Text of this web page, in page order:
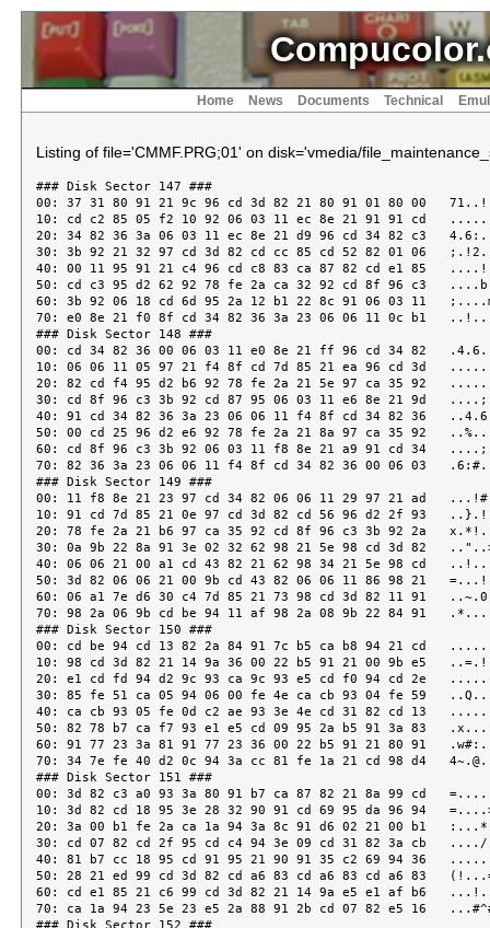
Home News Documents Technical
Listing of file='CMMF.PRG;01' on disk='vmedia/
### Disk Sector 147 ###
00: 37 31 80 91 21 9c 96 cd 3d 82 21 80 91 01 80 00   71..!...=.!.....
10: cd c2 85 05 f2 10 92 06 03 11 ec 8e 21 91 91 cd   ............!...
20: 34 82 36 3a 06 03 11 ec 8e 21 d9 96 cd 34 82 c3   4.6:.....!...4..
30: 3b 92 21 32 97 cd 3d 82 cd cc 85 cd 52 82 01 06   ;.!2..=.....R...
40: 00 11 95 91 21 c4 96 cd c8 83 ca 87 82 cd e1 85   ....!...........
50: cd c3 95 d2 62 92 78 fe 2a ca 32 92 cd 8f 96 c3   ....b.x.*.2.....
60: 3b 92 06 18 cd 6d 95 2a 12 b1 22 8c 91 06 03 11   ;....m.*..".....
70: e0 8e 21 f0 8f cd 34 82 36 3a 23 06 06 11 0c b1   ..!...4.6:#.....
### Disk Sector 148 ###
00: cd 34 82 36 00 06 03 11 e0 8e 21 ff 96 cd 34 82   .4.6......!...4.
10: 06 06 11 05 97 21 f4 8f cd 7d 85 21 ea 96 cd 3d   .....!...}.!...=
20: 82 cd f4 95 d2 b6 92 78 fe 2a 21 5e 97 ca 35 92   .......x.*!^..5.
30: cd 8f 96 c3 3b 92 cd 87 95 06 03 11 e6 8e 21 9d   ....;.........!.
40: 91 cd 34 82 36 3a 23 06 06 11 f4 8f cd 34 82 36   ..4.6:#......4.6
50: 00 cd 25 96 d2 e6 92 78 fe 2a 21 8a 97 ca 35 92   ..%....x.*!...5.
60: cd 8f 96 c3 3b 92 06 03 11 f8 8e 21 a9 91 cd 34   ....;......!...4
70: 82 36 3a 23 06 06 11 f4 8f cd 34 82 36 00 06 03   .6:#......4.6...
### Disk Sector 149 ###
00: 11 f8 8e 21 23 97 cd 34 82 06 06 11 29 97 21 ad   ...!#..4....).!.
10: 91 cd 7d 85 21 0e 97 cd 3d 82 cd 56 96 d2 2f 93   ..}.!...=..V../.
20: 78 fe 2a 21 b6 97 ca 35 92 cd 8f 96 c3 3b 92 2a   x.*!...5.....;.*
30: 0a 9b 22 8a 91 3e 02 32 62 98 21 5e 98 cd 3d 82   .."..>.2b.!^..=.
40: 06 06 21 00 a1 cd 43 82 21 62 98 34 21 5e 98 cd   ..!...C.!b.4!^..
50: 3d 82 06 06 21 00 9b cd 43 82 06 06 11 86 98 21   =...!...C......!
60: 06 a1 7e d6 30 c4 7d 85 21 73 98 cd 3d 82 11 91   ..~.0.}.!s..=...
70: 98 2a 06 9b cd be 94 11 af 98 2a 08 9b 22 84 91   .*........*.."..
### Disk Sector 150 ###
00: cd be 94 cd 13 82 2a 84 91 7c b5 ca b8 94 21 cd   ......*..|....!.
10: 98 cd 3d 82 21 14 9a 36 00 22 b5 91 21 00 9b e5   ..=.!..6."..!...
20: e1 cd fd 94 d2 9c 93 ca 9c 93 e5 cd f0 94 cd 2e   ................
30: 85 fe 51 ca 05 94 06 00 fe 4e ca cb 93 04 fe 59   ..Q......N.....Y
40: ca cb 93 05 fe 0d c2 ae 93 3e 4e cd 31 82 cd 13   .........>N.1...
50: 82 78 b7 ca f7 93 e1 e5 cd 09 95 2a b5 91 3a 83   .x.........*..:.
60: 91 77 23 3a 81 91 77 23 36 00 22 b5 91 21 80 91   .w#:..w#6."..!..
70: 34 7e fe 40 d2 0c 94 3a cc 81 fe 1a 21 cd 98 d4   4~.@...:....!...
### Disk Sector 151 ###
00: 3d 82 c3 a0 93 3a 80 91 b7 ca 87 82 21 8a 99 cd   =....:......!...
10: 3d 82 cd 18 95 3e 28 32 90 91 cd 69 95 da 96 94   =....>(2...i....
20: 3a 00 b1 fe 2a ca 1a 94 3a 8c 91 d6 02 21 00 b1   :...*...:....!..
30: cd 07 82 cd 2f 95 cd c4 94 3e 09 cd 31 82 3a cb   ..../....>..1.:.
40: 81 b7 cc 18 95 cd 91 95 21 90 91 35 c2 69 94 36   ........!..5.i.6
50: 28 21 ed 99 cd 3d 82 cd a6 83 cd a6 83 cd a6 83   (!...=..........
60: cd e1 85 21 c6 99 cd 3d 82 21 14 9a e5 e1 af b6   ...!...=.!......
70: ca 1a 94 23 5e 23 e5 2a 88 91 2b cd 07 82 e5 16   ...#^#.*..+.....
### Disk Sector 152 ###
00: 00 19 2b 7e fe 20 c2 8f 94 1d c2 82 94 1e 01 e1   ..+~. ..........
10: cd aa 95 c3 6d 94 cd 18 95 cd 18 95 21 a1 8f cd   ....m.......!...
20: 0d 82 21 cd 99 cd 3d 82 cd 2e 85 fe 52 ca 01 92   ..!...=.....R...
30: fe 4d ca 87 82 c3 a8 94 21 e2 97 c3 81 82 eb d5   .M......!.......
40: cd 3d 82 e1 11 e8 03 cd da 94 11 64 00 cd da 94   .=.........d....
50: 11 0a 00 cd da 94 45 c3 ea 94 01 00 00 cd 10 82   ......E.........
60: da ea 94 cd 58 82 04 c3 dd 94 78 f6 30 c3 31 82   ....X.....x.0.1.
70: 06 0f cd 43 82 3e 09 cd 31 82 c3 31 82 11 14 00   ...C.>..1..1....
### Disk Sector 153 ###
00: 19 cd 75 85 d0 fe 2a 37 c9 11 0f 00 19 23 7e 32   ..u...*7.....#~2
10: 83 91 23 7e 32 81 91 c9 0e 13 11 80 74 21 00 74   ..#~2.......t!.t
20: 06 80 cd 34 82 0d c2 20 95 21 c6 99 c3 3d 82 5e   ...4... .!...=.^
30: 23 56 d5 d5 c1 11 00 00 2a 8a 91 eb 16 00 0b 79   #V......*......y
40: b0 ca 57 95 7a 83 da 4f 95 fa 50 95 c2 51 95 23   ..W.z..O..P..Q.#
50: 23 e6 7f 57 c3 3e 95 5a 16 00 22 99 8f 21 00 b1   #.W.>.Z.."..!..
60: 19 22 88 91 e1 22 8e 91 c9 3a 8c 91 47 11 00 b1   ."..."...:..G...
70: 21 2f 8f cd 2b 82 da 80 95 12 13 05 c2 73 95 c9   !/..+........s..
### Disk Sector 154 ###
00: 21 09 98 c2 81 82 c9 21 55 8f cd 2b 82 d2 87 95   !......!U..+....
10: c9 21 00 b1 22 9b 8f 21 80 01 22 9d 8f 21 7b 8f   .!.."..!.."..!{.
20: cd 4c 82 d0 21 09 98 c3 81 82 e5 c1 21 a1 8f cd   .L..!.......!...
30: 49 82 3e 0d d4 46 82 3e 0a d4 46 82 d0 21 39 98   I.>..F.>..F..!9.
40: c3 81 82 cd 52 82 01 a0 8e 11 2f 8f 21 91 91 cd   ....R...../.!...
50: 40 82 da 8f 96 21 2f 8f 36 00 cd 3a 82 d8 21 00   @....!/.6..:..!.
60: a1 22 4f 8f 21 00 08 22 51 8f 21 2f 8f cd 55 82   ."O.!.."Q.!/..U.
70: da 8f 96 c9 cd 52 82 01 94 8e 11 55 8f 21 f0 8f   .....R.....U.!..
### Disk Sector 155 ###
00: cd 40 82 da 8f 96 21 55 8f 36 00 cd 3a 82 d8 21   .@....!U.6..:..!
10: 00 9b 22 75 8f 21 00 04 22 77 8f 21 55 8f cd 55   .."u.!.."w.!U..U
20: 82 da 8f 96 c9 cd 52 82 01 a4 8e 11 7b 8f 21 9d   ......R.....{.!.
30: 91 cd 40 82 da 8f 96 21 7b 8f 36 00 cd 3a 82 d8   ..@....!{.6..:..
40: 21 00 9f 22 9b 8f 21 00 02 22 9d 8f 21 7b 8f cd   !.."..!.."..!{..
50: 55 82 da 8f 96 c9 cd 52 82 01 b4 8e 11 a1 8f 21   U......R.......!
60: a9 91 cd 40 82 da 8f 96 21 a1 8f 36 01 cd 3a 82   ...@....!..6..:.
70: da 8f 96 21 00 00 22 b2 8f 22 b4 8f 21 00 a9 22   ...!..".."..!.."
### Disk Sector 156 ###
00: c1 8f 21 00 08 22 c3 8f 21 a1 8f cd 2e 82 d0 f5   ..!.."..!.......
10: cd e7 85 cd 1c 82 cd 13 82 f1 37 c9 06 06 0c 03   ..........7.....
20: 10 01 0e 11 43 52 45 41 54 45 20 4d 41 49 4c 20   ....CREATE MAIL
30: 4d 45 52 47 45 20 46 49 4c 45 0f 14 03 00 05 ed   MERGE FILE......
40: 40 3d ee ef 06 06 03 00 02 0b 2e 49 44 58 20 46   @=.........IDX F
50: 49 4c 45 20 4e 41 4d 45 09 46 44 30 3a 06 27 20   ILE NAME.FD0:.'
60: 20 20 20 20 20 ed 06 1a ee ef 06 06 03 00 03 0b        ...........
70: 2e 44 44 4c 20 46 49 4c 45 20 4e 41 4d 45 09 46   .DDL FILE NAME.F
### Disk Sector 157 ###
00: 44 30 3a 06 27 20 20 20 20 20 20 0d 0a ef 06 06   D0:.'      .....
10: 03 00 04 0b 2e 53 52 43 20 46 49 4c 45 20 4e 41   .....SRC FILE NA
20: 4d 45 09 46 44 30 3a 06 27 20 20 20 20 20 20 0d   ME.FD0:.'      .
30: 0a ef 06 06 03 00 1e 0b 11 45 52 52 4f 52 20 2d   .........ERROR -
40: 20 16 43 41 4e 20 4e 4f 54 20 4c 4f 43 41 54 45    .CAN NOT LOCATE
50: 20 2e 49 44 58 20 46 49 4c 45 03 40 00 ef 06 06    .IDX FILE.@....
60: 03 00 1e 0b 11 45 52 52 4f 52 20 2d 20 16 43 41   .....ERROR - .CA
70: 4e 20 4e 4f 54 20 4c 4f 43 41 54 45 20 2e 44 44   N NOT LOCATE .DD
### Disk Sector 158 ###
00: 4c 20 46 49 4c 45 03 40 00 ef 06 06 03 00 1e 0b   L FILE.@........
10: 11 45 52 52 4f 52 20 2d 20 16 43 41 4e 20 4e 4f   .ERROR - .CAN NO
20: 54 20 4c 4f 43 41 54 45 20 2e 44 41 54 20 46 49   T LOCATE .DAT FI
30: 4c 45 03 40 00 ef 06 06 03 00 1e 0b 11 45 52 52   LE.@.........ERR
40: 4f 52 20 2d 20 16 43 41 4e 20 4e 4f 54 20 43 52   OR - .CAN NOT CR
50: 45 41 54 45 20 2e 53 52 43 20 46 49 4c 45 03 40   EATE .SRC FILE.@
60: 00 ef 06 06 03 13 1e 11 46 49 4c 45 20 45 4d 50   ........FILE EMP
70: 54 59 20 16 2d 20 43 41 4e 20 4e 4f 54 20 50 52   TY .- CAN NOT PR
### Disk Sector 159 ###
00: 4f 43 45 53 53 03 40 00 ef 06 06 03 00 1e 0b 11   OCESS.@.........
10: 45 52 52 4f 52 20 2d 20 16 2e 49 44 58 20 4f 52   ERROR - ..IDX OR
20: 20 2e 44 41 54 20 46 49 4c 45 20 52 45 41 44 20    .DAT FILE READ
30: 45 52 52 4f 52 03 40 00 ef 06 06 03 14 1e 11 46   ERROR.@........F
40: 49 4c 45 20 57 52 49 54 45 20 45 52 52 4f 52 20   ILE WRITE ERROR
50: 16 2d 20 41 42 4f 52 54 45 44 03 40 00 ef 06 06   .- ABORTED.@....
60: 03 1c 02 5b 12 2e 2e 2e 2e 2e 2e 16 5d ed 07 1a   ...[........]...
70: ee 12 ef 06 06 03 28 04 2e 49 44 58 20 53 4f 52   ......(..IDX SOR
### Disk Sector 160 ###
00: 54 45 44 20 5b 12 2e 2e 2e 2e 2e 2e 16 5d 0d 0a   TED [........]..
10: ef 06 06 03 28 02 46 49 4c 45 20 53 49 5a 45 20   ....(.FILE SIZE
20: 20 20 3e 20 20 20 20 20 20 1a 1a 1a 1a 12 ef 06     >      .......
30: 06 03 28 03 4c 41 53 54 20 55 53 45 44 20 20 20   ..(.LAST USED
40: 3e 20 20 20 20 20 20 1a 1a 1a 1a 12 ef 06 04 08   >      .........
50: 1c ed 1b 0b 1c ee 0a ed 40 3d ee 0a 09 13 49 4e   ........@=....IN
60: 44 49 43 41 54 45 20 57 49 54 48 20 11 59 20 13   DICATE WITH .Y .
70: 4f 52 20 11 4e 20 13 57 48 49 43 48 20 46 49 45   OR .N .WHICH FIE
### Disk Sector 161 ###
00: 4c 44 53 13 20 41 52 45 20 54 4f 20 42 45 20 55   LDS. ARE TO BE U
10: 53 45 44 16 3a 0d 0a 09 46 49 45 4c 44 53 20 4d   SED.:...FIELDS M
20: 41 59 20 42 45 20 55 53 45 44 20 4d 4f 52 45 20   AY BE USED MORE
30: 54 48 41 4e 20 4f 4e 43 45 20 2d 20 48 49 54 20   THAN ONCE - HIT
40: 11 51 20 16 54 4f 20 54 45 52 4d 49 4e 41 54 45   .Q .TO TERMINATE
50: 0d 0a 09 49 4e 53 55 52 45 20 59 4f 55 20 53 45   ...INSURE YOU SE
60: 4c 45 43 54 20 54 48 45 4d 20 49 4e 20 54 48 45   LECT THEM IN THE
70: 20 50 52 4f 50 45 52 20 4f 52 44 45 52 20 52 45    PROPER ORDER RE
### Disk Sector 162 ###
00: 51 55 49 52 45 44 0d 0a 0a ef 06 04 08 ed 1b 1c   QUIRED..........
10: 0b ee ed 40 3d ee 12 43 52 45 41 54 49 4e 47 20   ...@=..CREATING
20: 46 49 4c 45 20 2d 20 57 52 49 54 49 4e 47 20 2e   FILE - WRITING .
30: 44 41 54 20 52 45 43 4f 52 44 20 4e 55 4d 42 45   DAT RECORD NUMBE
40: 52 3a 03 00 1b ef 06 06 03 00 1b 0b ef 06 06 03   R:..............
50: 00 1e 0b 09 09 11 52 16 45 50 45 41 54 20 4f 52   ......R.EPEAT OR
60: 20 11 4d 16 45 4e 55 20 12 3e 20 16 ef 06 06 03    .M.ENU .> .....
70: 12 1e 12 53 54 41 4e 44 42 59 20 2d 20 43 4f 4f   ...STANDBY - COO
### Disk Sector 163 ###
00: 4c 49 4e 47 20 44 52 49 56 45 53 20 44 4f 57 4e   LING DRIVES DOWN
10: 03 40 00 ef 00 00 00 00 00 00 00 00 00 00 00 00   .@..............
20: 00 00 00 00 00 00 00 00 00 00 00 00 00 00 00 00   ................
30: 00 00 00 00 00 00 00 00 00 00 00 00 00 00 00 00   ................
40: 00 00 00 00 00 00 00 00 00 00 00 00 00 00 00 00   ................
50: 00 00 00 00 00 00 00 00 00 00 00 00 00 00 00 00   ................
60: 00 00 00 00 00 00 00 00 00 00 00 00 00 00 00 00   ................
70: 00 00 00 00 00